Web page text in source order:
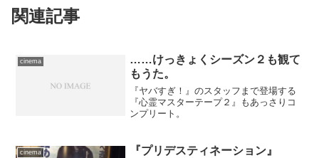
関連記事
cinema
……けっきょくシーズン２も観て
もうた。
『ヤバすぎ！』のスタッフまで登場する
『心霊マスターテープ２』もあっさりコ
ンプリート。
cinema 『プリデスティネーション』